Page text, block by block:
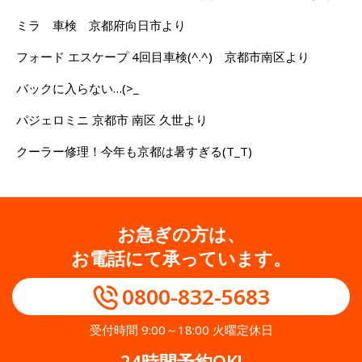
ミラ 車検 京都府向日市より
フォード エスケープ 4回目車検(^.^) 京都市南区より
バックに入らない…(>_
パジェロミニ 京都市 南区 久世より
クーラー修理！今年も京都は暑すぎる(T_T)
お急ぎの方は、
お電話にて承っています。
0800-832-5683
受付時間 9:00～18:00 火曜定休日